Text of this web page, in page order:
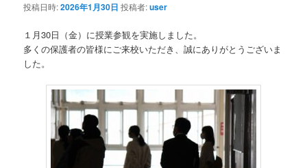
投稿日時:2026年1月30日 投稿者:user
１月30日（金）に授業参観を実施しました。
多くの保護者の皆様にご来校いただき、誠にありがとうございま
した。